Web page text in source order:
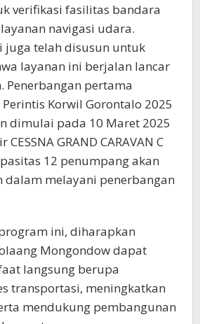
verifikasi fasilitas bandara
navigasi udara.
juga telah disusun untuk
layanan ini berjalan lancar
Penerbangan pertama
Korwil Gorontalo 2025
dimulai pada 10 Maret 2025
GRAND CARAVAN C
12 penumpang akan
dalam melayani penerbangan
ini, diharapkan
Mongondow dapat
langsung berupa
transportasi, meningkatkan
mendukung pembangunan